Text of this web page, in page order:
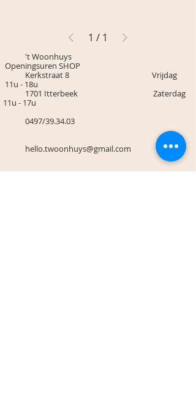
1 / 1
't Woonhuys
Openingsuren SHOP
Kerkstraat 8 Vrijdag
11u - 18u
1701 Itterbeek Zaterdag
11u - 17u
0497/39.34.03
hello.twoonhuys@gmail.com